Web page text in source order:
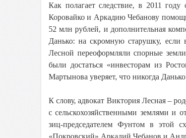
Как полагает следствие, в 2011
Коровайко и Аркадию Чебанову
52 млн рублей, и дополнительная
Данько: на скромную старушку, если
Лесной переоформляли спорные
были достаться «инвесторам из
Мартынова уверяет, что никогда Данько
К слову, адвокат Виктория Лесная –
с сельскохозяйственными землями и
зиц-председателем Фунтом в этой
«Покровский» Аркадий Чебанов и